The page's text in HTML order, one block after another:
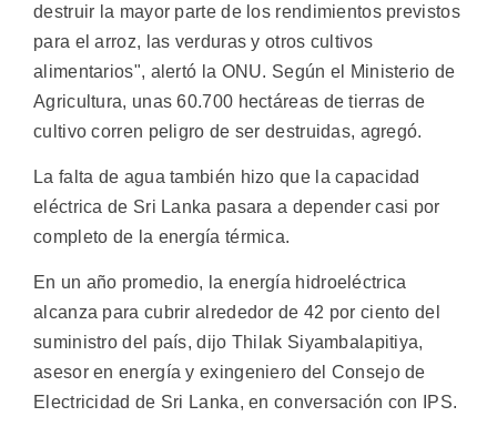
destruir la mayor parte de los rendimientos previstos
para el arroz, las verduras y otros cultivos
alimentarios", alertó la ONU. Según el Ministerio de
Agricultura, unas 60.700 hectáreas de tierras de
cultivo corren peligro de ser destruidas, agregó.
La falta de agua también hizo que la capacidad
eléctrica de Sri Lanka pasara a depender casi por
completo de la energía térmica.
En un año promedio, la energía hidroeléctrica
alcanza para cubrir alrededor de 42 por ciento del
suministro del país, dijo Thilak Siyambalapitiya,
asesor en energía y exingeniero del Consejo de
Electricidad de Sri Lanka, en conversación con IPS.